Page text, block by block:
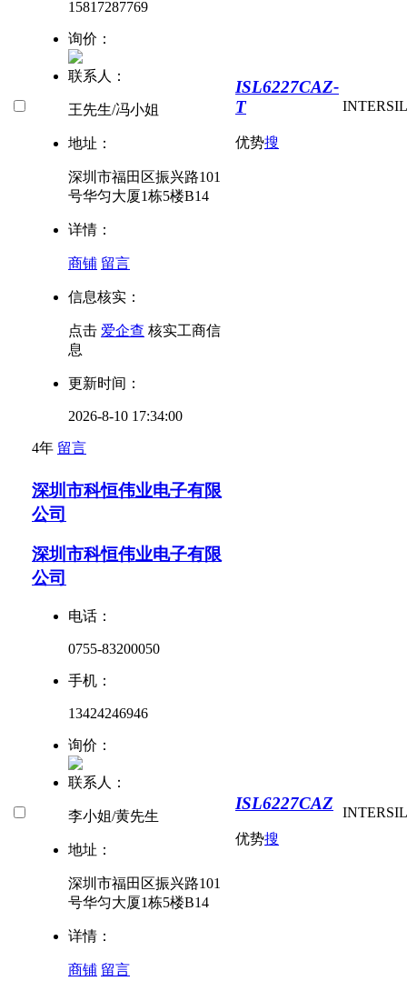
15817287769
询价：
联系人：
王先生/冯小姐
地址：
深圳市福田区振兴路101
号华匀大厦1栋5楼B14
详情：
商铺 留言
信息核实：
点击 爱企查 核实工商信
息
更新时间：
2026-8-10 17:34:00
4年 留言
ISL6227CAZ-
T
优势搜
INTERSIL
深圳市科恒伟业电子有限
公司
深圳市科恒伟业电子有限
公司
电话：
0755-83200050
手机：
13424246946
询价：
联系人：
李小姐/黄先生
地址：
深圳市福田区振兴路101
号华匀大厦1栋5楼B14
详情：
商铺 留言
ISL6227CAZ
优势搜
INTERSIL